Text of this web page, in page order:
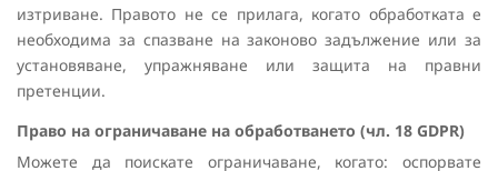
изтриване. Правото не се прилага, когато обработката е
необходима за спазване на законово задължение или за
установяване, упражняване или защита на правни
претенции.
Право на ограничаване на обработването (чл. 18 GDPR)
Можете да поискате ограничаване, когато: оспорвате